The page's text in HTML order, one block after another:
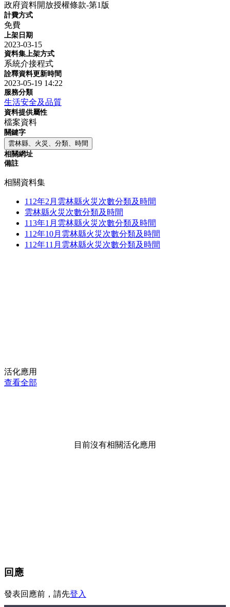
政府資料開放授權條款-第1版
計費方式
免費
上架日期
2023-03-15
資料集上架方式
系統介接程式
詮釋資料更新時間
2023-05-19 14:22
服務分類
生活安全及品質
資料提供屬性
檔案資料
關鍵字
雲林縣、火災、分類、時間
相關網址
備註
相關資料集
112年2月雲林縣火災次數分類及時間
雲林縣火災次數分類及時間
113年1月雲林縣火災次數分類及時間
112年10月雲林縣火災次數分類及時間
112年11月雲林縣火災次數分類及時間
活化應用
查看全部
目前沒有相關活化應用
回應
發表回應前，請先登入